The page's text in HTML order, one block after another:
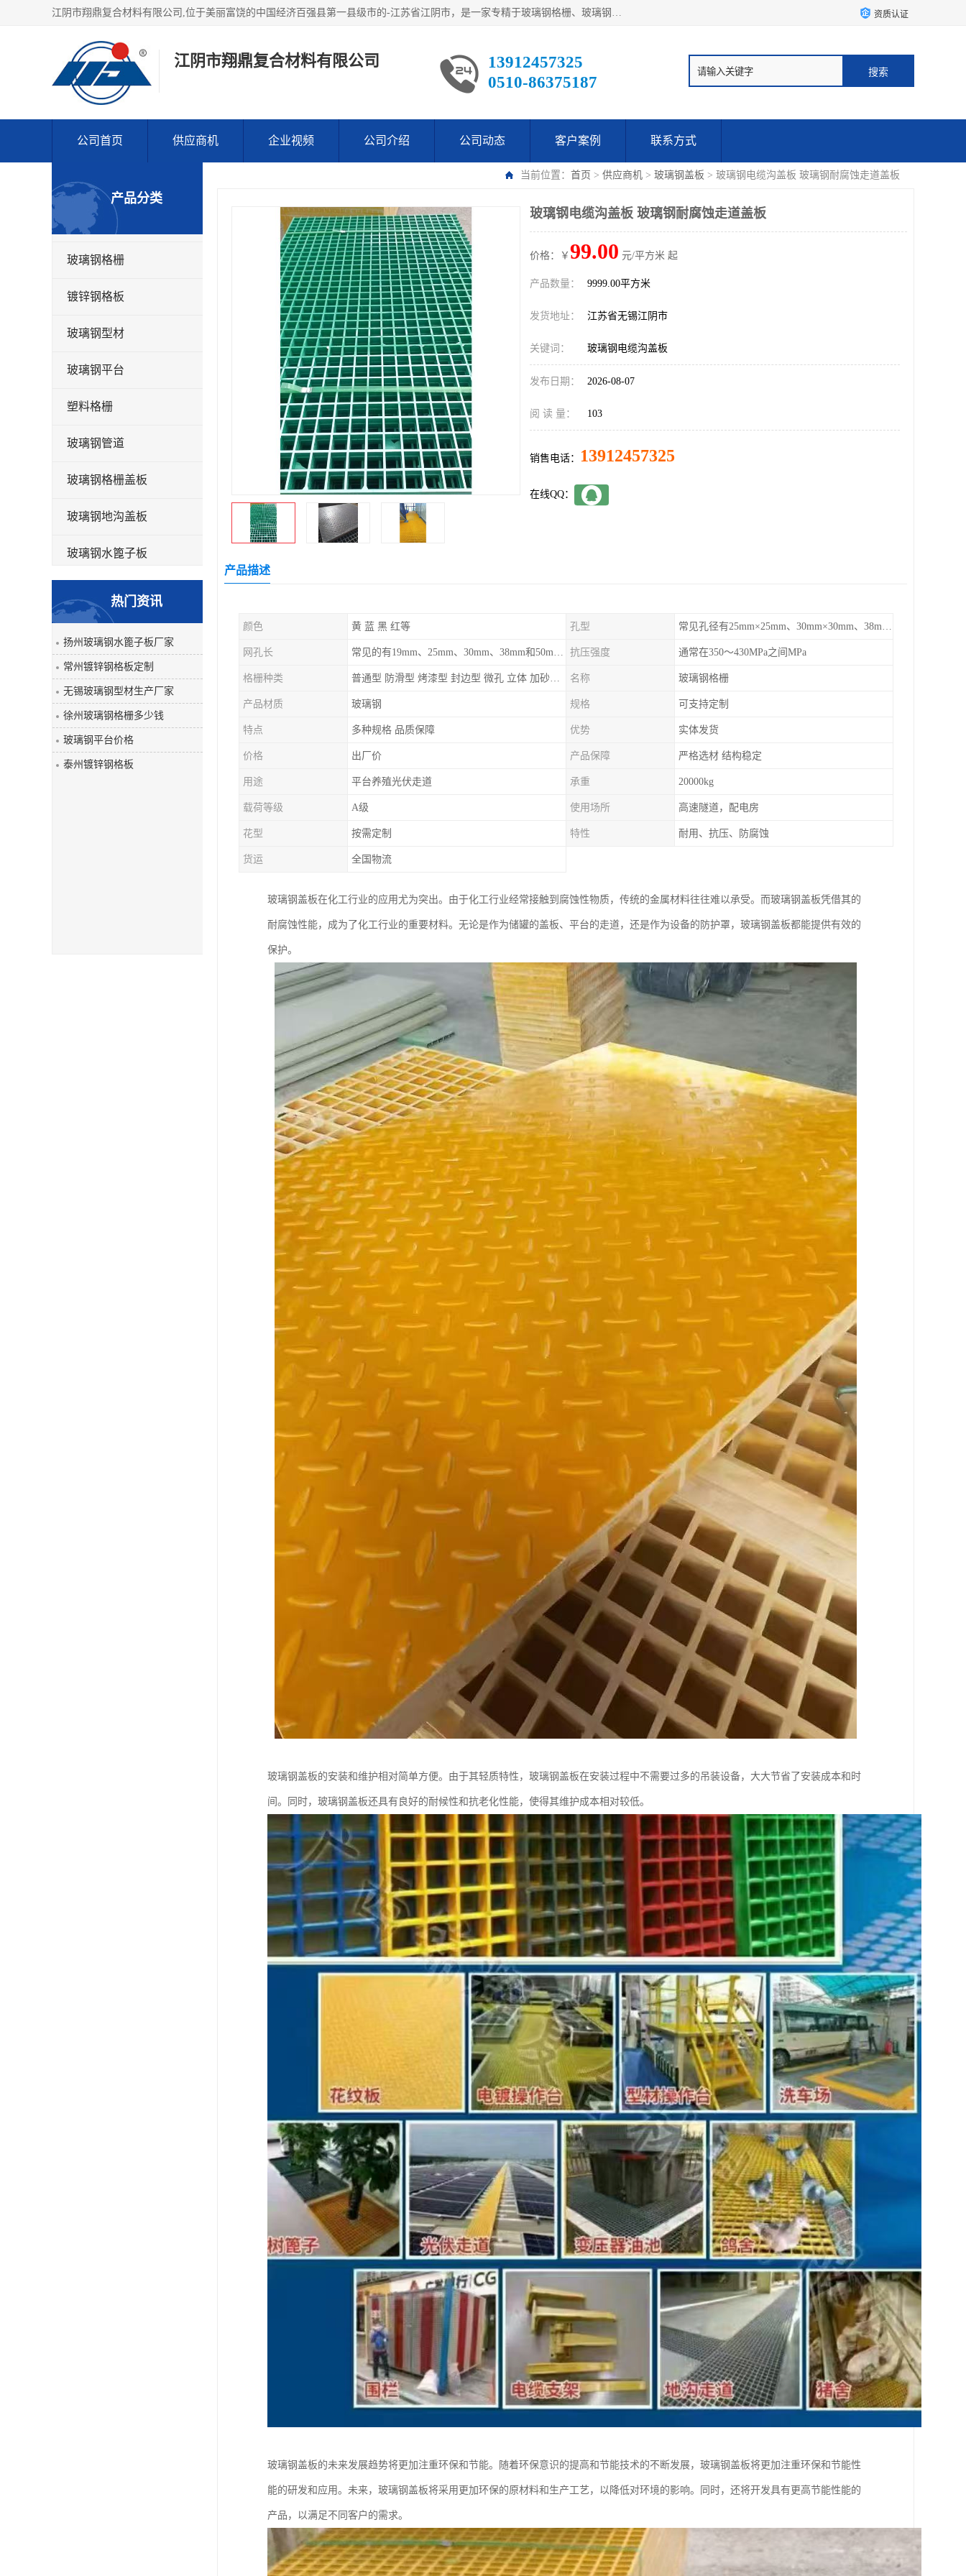
江阴市翔鼎复合材料有限公司,位于美丽富饶的中国经济百强县第一县级市的-江苏省江阴市，是一家专精于玻璃钢格栅、玻璃钢新材料,镀锌钢格板，机械设备生产制造及研发的科技型企业；公司产品已销往了世界多个国家和地区，公司人决心加倍努力愿与广大社会同仁精诚合作共创辉煌！ 资质认证
江阴市翔鼎复合材料有限公司
13912457325
0510-86375187
公司首页 供应商机 企业视频 公司介绍 公司动态 客户案例 联系方式
当前位置： 首页 > 供应商机 > 玻璃钢盖板 > 玻璃钢电缆沟盖板 玻璃钢耐腐蚀走道盖板
产品分类
玻璃钢格栅
镀锌钢格板
玻璃钢型材
玻璃钢平台
塑料格栅
玻璃钢管道
玻璃钢格栅盖板
玻璃钢地沟盖板
玻璃钢水篦子板
玻璃钢平板
玻璃钢盖板
热门资讯
扬州玻璃钢水篦子板厂家
常州镀锌钢格板定制
无锡玻璃钢型材生产厂家
徐州玻璃钢格栅多少钱
玻璃钢平台价格
泰州镀锌钢格板
玻璃钢电缆沟盖板 玻璃钢耐腐蚀走道盖板
价格：￥ 99.00 元/平方米 起
产品数量： 9999.00平方米
发货地址： 江苏省无锡江阴市
关键词： 玻璃钢电缆沟盖板
发布日期： 2026-08-07
阅 读 量： 103
销售电话： 13912457325
在线QQ：
产品描述
颜色 黄 蓝 黑 红等 孔型 常见孔径有25mm×25mm、30mm×30mm、38mm×38mm等,
网孔长 常见的有19mm、25mm、30mm、38mm和50mm等 抗压强度 通常在350～430MPa之间MPa
格栅种类 普通型 防滑型 ‌烤漆型 封边型 ‌微孔 立体 加砂覆面型 平面型 名称 玻璃钢格栅
产品材质 玻璃钢 规格 可支持定制
特点 多种规格 品质保障 优势 实体发货
价格 出厂价 产品保障 严格选材 结构稳定
用途 平台养殖光伏走道 承重 20000kg
载荷等级 A级 使用场所 高速隧道，配电房
花型 按需定制 特性 耐用、抗压、防腐蚀
货运 全国物流
玻璃钢盖板在化工行业的应用尤为突出。由于化工行业经常接触到腐蚀性物质，传统的金属材料往往难以承受。而玻璃钢盖板凭借其的
耐腐蚀性能，成为了化工行业的重要材料。无论是作为储罐的盖板、平台的走道，还是作为设备的防护罩，玻璃钢盖板都能提供有效的
保护。
玻璃钢盖板的安装和维护相对简单方便。由于其轻质特性，玻璃钢盖板在安装过程中不需要过多的吊装设备，大大节省了安装成本和时
间。同时，玻璃钢盖板还具有良好的耐候性和抗老化性能，使得其维护成本相对较低。
玻璃钢盖板的未来发展趋势将更加注重环保和节能。随着环保意识的提高和节能技术的不断发展，玻璃钢盖板将更加注重环保和节能性
能的研发和应用。未来，玻璃钢盖板将采用更加环保的原材料和生产工艺，以降低对环境的影响。同时，还将开发具有更高节能性能的
产品，以满足不同客户的需求。